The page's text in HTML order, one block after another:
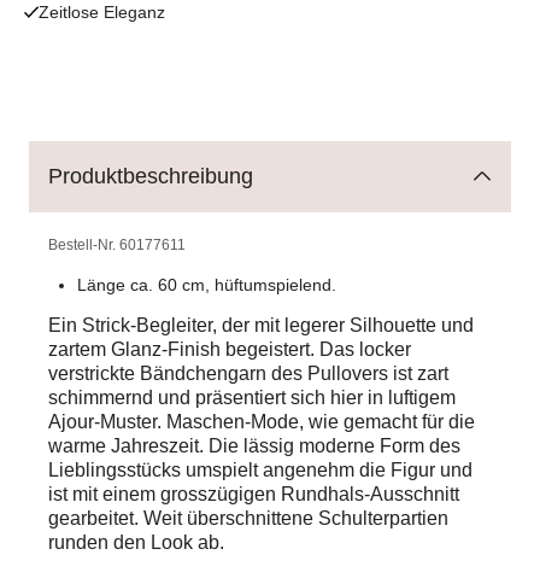
Zeitlose Eleganz
Produktbeschreibung
Bestell-Nr. 60177611
Länge ca. 60 cm, hüftumspielend.
Ein Strick-Begleiter, der mit legerer Silhouette und
zartem Glanz-Finish begeistert. Das locker
verstrickte Bändchengarn des Pullovers ist zart
schimmernd und präsentiert sich hier in luftigem
Ajour-Muster. Maschen-Mode, wie gemacht für die
warme Jahreszeit. Die lässig moderne Form des
Lieblingsstücks umspielt angenehm die Figur und
ist mit einem grosszügigen Rundhals-Ausschnitt
gearbeitet. Weit überschnittene Schulterpartien
runden den Look ab.